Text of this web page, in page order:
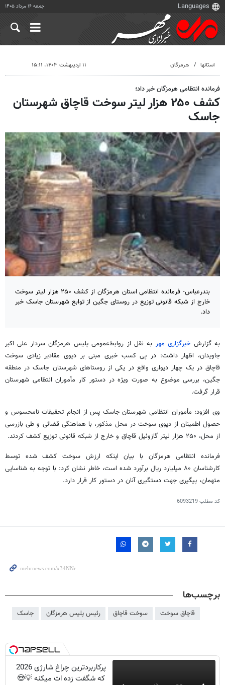
جمعه ۱۶ مرداد ۱۴۰۵
استانها هرمزگان ۱۱ اردیبهشت ۱۴۰۳، ۱۵:۱۱
فرمانده انتظامی هرمزگان خبر داد؛
کشف ۲۵۰ هزار لیتر سوخت قاچاق شهرستان
جاسک
بندرعباس- فرمانده انتظامی استان هرمزگان از کشف ۲۵۰ هزار لیتر سوخت
خارج از شبکه قانونی توزیع در روستای جگین از توابع شهرستان جاسک خبر
داد.
به گزارش خبرگزاریمهر به نقل از روابط‌عمومی پلیس هرمزگان سردار علی اکبر
جاویدان، اظهار داشت: در پی کسب خبری مبنی بر دپوی مقادیر زیادی سوخت
قاچاق در یک چهار دیواری واقع در یکی از روستاهای شهرستان جاسک در منطقه
جگین، بررسی موضوع به صورت ویژه در دستور کار مأموران انتظامی شهرستان
قرار گرفت.
وی افزود: مأموران انتظامی شهرستان جاسک پس از انجام تحقیقات نامحسوس و
حصول اطمینان از دپوی سوخت در محل مذکور، با هماهنگی قضائی و طی بازرسی
از محل، ۲۵۰ هزار لیتر گازوئیل قاچاق و خارج از شبکه قانونی توزیع کشف کردند.
فرمانده انتظامی هرمزگان با بیان اینکه ارزش سوخت کشف شده توسط
کارشناسان ۸۰ میلیارد ریال برآورد شده است، خاطر نشان کرد: با توجه به شناسایی
متهمان، پیگیری جهت دستگیری آنان در دستور کار قرار دارد.
کد مطلب6093219
برچسب‌ها
قاچاق سوخت سوخت قاچاق رئیس پلیس هرمزگان جاسک
پرکاربردترین چراغ شارژی 2026
که شگفت زده ات میکنه 💡😍